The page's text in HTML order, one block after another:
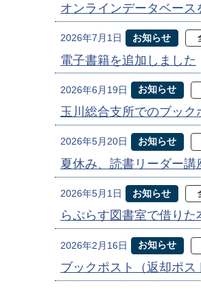
オンラインデータベース
2026年7月1日 お知らせ
電子書籍を追加しました
2026年6月19日 お知らせ
玉川総合支所でのブッ
2026年5月20日 お知らせ
夏休み、読書リーダー講
2026年5月1日 お知らせ
らぷらす図書室で借り
2026年2月16日 お知らせ
ブックポスト（返却ポ